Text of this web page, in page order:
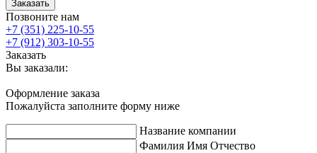
Заказать
Позвоните нам
+7 (351) 225-10-55
+7 (912) 303-10-55
Заказать
Вы заказали:
Оформление заказа
Пожалуйста заполните форму ниже
Название компании
Фамилия Имя Отчество